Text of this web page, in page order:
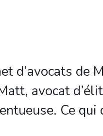
d’avocats de
avocat
Ce qui